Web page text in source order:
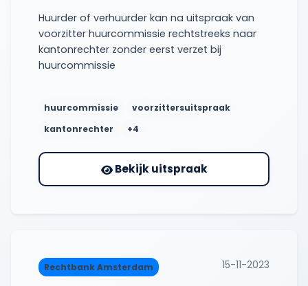
Huurder of verhuurder kan na uitspraak van
voorzitter huurcommissie rechtstreeks naar
kantonrechter zonder eerst verzet bij
huurcommissie
huurcommissie
voorzittersuitspraak
kantonrechter
+4
Bekijk uitspraak
Rechtbank Amsterdam 15-11-2023